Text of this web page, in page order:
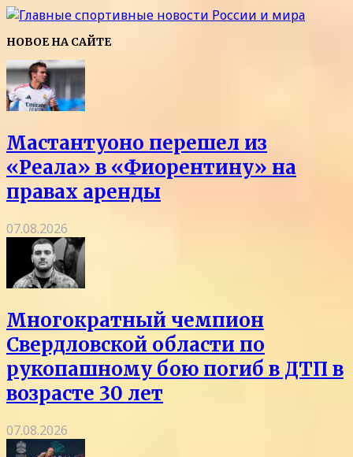
НОВОЕ НА САЙТЕ
Мастантуоно перешел из
«Реала» в «Фиорентину» на
правах аренды
07.08.2026
Многократный чемпион
Свердловской области по
рукопашному бою погиб в ДТП в
возрасте 30 лет
07.08.2026